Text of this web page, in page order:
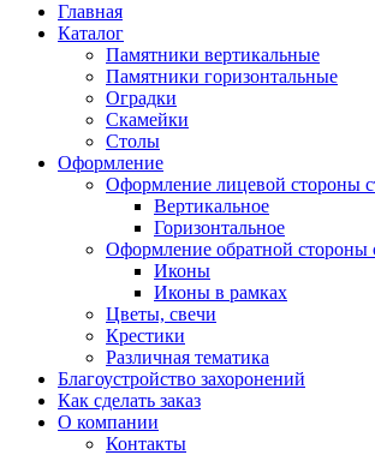
Главная
Каталог
Памятники вертикальные
Памятники горизонтальные
Оградки
Скамейки
Столы
Оформление
Оформление лицевой стороны
Вертикальное
Горизонтальное
Оформление обратной стороны
Иконы
Иконы в рамках
Цветы, свечи
Крестики
Различная тематика
Благоустройство захоронений
Как сделать заказ
О компании
Контакты